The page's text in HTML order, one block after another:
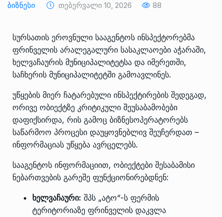
Ბიზნესი Თებერვალი 10, 2026 88
სურსათის ეროვნული სააგენტოს ინსპექტორებმა
ფრინველის არალეგალური სასაკლაოები აჭარაში,
ხელვაჩაურის მუნიციპალიტეტსა და იმერეთში,
საჩხერის მუნიციპალიტეტში გამოავლინეს.
უწყების მიერ ჩატარებული ინსპექტირების შედეგად,
ორივე ობიექტზე კრიტიკული შეუსაბამობები
დაფიქსირდა, რის გამოც ბიზნესოპერატორებს
საწარმოო პროცესი დაუყოვნებლივ შეუჩერდათ –
ინფორმაციას უწყება ავრცელებს.
სააგენტოს ინფორმაციით, ობიექტები შესაბამისი
ნებართვების გარეშე ფუნქციონირებდნენ:
ხელვაჩაური: შპს „ატო“-ს ფერმის
ტერიტორიაზე ფრინველის დაკვლა